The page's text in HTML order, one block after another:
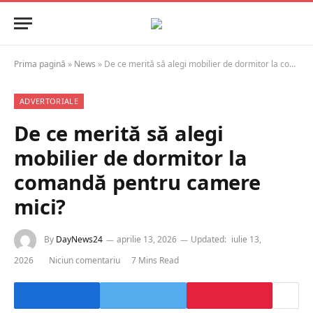
Prima pagină » News » De ce merită să alegi mobilier de dormitor la comandă pentru camere mici?
ADVERTORIALE
De ce merită să alegi
mobilier de dormitor la
comandă pentru camere
mici?
By DayNews24 aprilie 13, 2026 Updated: iulie 13,
2026
Niciun comentariu 7 Mins Read